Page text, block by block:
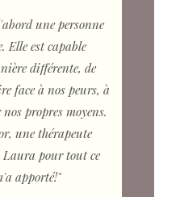
une personne
Elle est capable
différente, de
face à nos peurs, à
propres moyens.
une thérapeute
Laura pour tout ce
apporté!"